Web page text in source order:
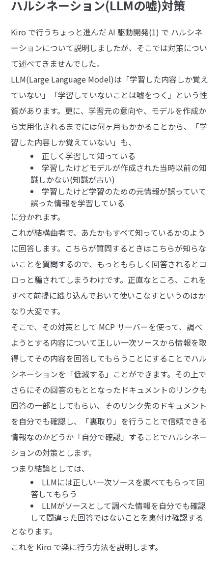
ハルシネーション(LLMの嘘)対策
Kiro で行うちょっと進んだ AI 駆動開発(1) で ハルシネ
ーションについて説明しましたが、そこでは対策につい
て述べてきませんでした。
LLM(Large Language Model)は「学習した内容しか覚え
ていない」「学習していないことは嘘をつく」という性
質があります。更に、学習元の意向や、モデルを作成か
ら実用化されるまでには何ヶ月もかかることから、「学
習した内容しか覚えていない」も、
正しく学習して知っている
学習したけどモデルが作成された当時以前の知
識しかない(知識が古い)
学習したけど学習のための元情報が誤っていて
誤った情報を学習している
に分かれます。
これが結構曲者で、あたかもすべて知っているかのよう
に回答します。こちらが質問するときはこちらが知らな
いことを質問するので、もっともらしく回答されるとコ
ロっと騙されてしまうわけです。正直なところ、これを
すべて前提に織り込んでおいて使いこなすというのはか
なり大変です。
そこで、その対策として MCP サーバーを使って、調べ
ようとする内容について正しい一次ソースから情報を取
得してその内容を回答してもらうことにすることでハル
シネーションを「低減する」ことができます。その上で
さらにその回答のもととなったドキュメントのリンクも
回答の一部としてもらい、そのリンク先のドキュメント
を自分でも確認し、「裏取り」を行うことで信頼できる
情報なのかどうか「自分で確認」することでハルシネー
ションの対策とします。
つまり結論としては、
LLMには正しい一次ソースを調べてもらって回
答してもらう
LLMがソースとして調べた情報を自分でも確認
して間違った回答ではないことを裏付け確認する
となります。
これを Kiro で楽に行う方法を説明します。